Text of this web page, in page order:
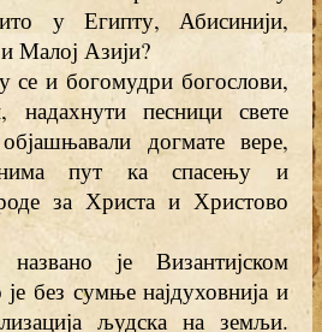
у Египту, Абисинији,
Малој Азији?
се и богомудри богослови,
надахнути песници свете
догмате вере,
пут ка спасењу и
за Христа и Христово
је Византијском
без сумње најдуховнија и
људска на земљи.